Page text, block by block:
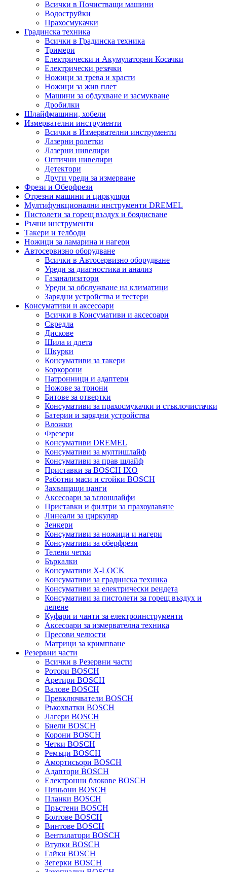
Всички в Почистващи машини
Водоструйки
Прахосмукачки
Градинска техника
Всички в Градинска техника
Тримери
Електрически и Акумулаторни Косачки
Електрически резачки
Ножици за трева и храсти
Ножици за жив плет
Машини за обдухване и засмукване
Дробилки
Шлайфмашини, хобели
Измервателни инструменти
Всички в Измервателни инструменти
Лазерни ролетки
Лазерни нивелири
Оптични нивелири
Детектори
Други уреди за измерване
Фрези и Оберфрези
Отрезни машини и циркуляри
Мултифункционални инструменти DREMEL
Пистолети за горещ въздух и боядисване
Ръчни инструменти
Такери и телбоди
Ножици за ламарина и нагери
Автосервизно оборудване
Всички в Автосервизно оборудване
Уреди за диагностика и анализ
Газанализатори
Уреди за обслужване на климатици
Зарядни устройства и тестери
Консумативи и аксесоари
Всички в Консумативи и аксесоари
Свредла
Дискове
Шила и длета
Шкурки
Консумативи за такери
Боркорони
Патронници и адаптери
Ножове за триони
Битове за отвертки
Консумативи за прахосмукачки и стъклочистачки
Батерии и зарядни устройства
Вложки
Фрезери
Консумативи DREMEL
Консумативи за мултишлайф
Консумативи за прав шлайф
Приставки за BOSCH IXO
Работни маси и стойки BOSCH
Захващащи цанги
Аксесоари за ъглошлайфи
Приставки и филтри за прахоулавяне
Линеали за циркуляр
Зенкери
Консумативи за ножици и нагери
Консумативи за оберфрези
Телени четки
Бъркалки
Консумативи X-LOCK
Консумативи за градинска техника
Консумативи за електрически рендета
Консумативи за пистолети за горещ въздух и
лепене
Куфари и чанти за електроинструменти
Аксесоари за измервателна техника
Пресови челюсти
Матрици за кримпване
Резервни части
Всички в Резервни части
Ротори BOSCH
Аретири BOSCH
Валове BOSCH
Превключватели BOSCH
Ръкохватки BOSCH
Лагери BOSCH
Биели BOSCH
Корони BOSCH
Четки BOSCH
Ремъци BOSCH
Амортисьори BOSCH
Адаптори BOSCH
Електронни блокове BOSCH
Пиньони BOSCH
Планки BOSCH
Пръстени BOSCH
Болтове BOSCH
Винтове BOSCH
Вентилатори BOSCH
Втулки BOSCH
Гайки BOSCH
Зегерки BOSCH